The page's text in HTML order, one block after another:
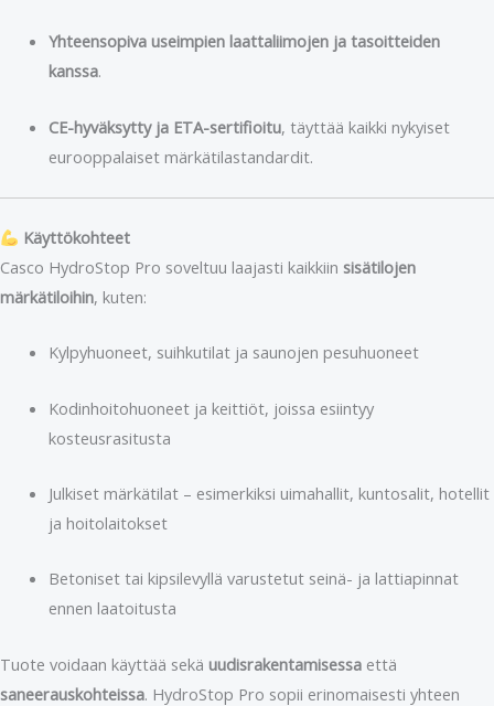
Yhteensopiva useimpien laattaliimojen ja tasoitteiden
kanssa.
CE-hyväksytty ja ETA-sertifioitu, täyttää kaikki nykyiset
eurooppalaiset märkätilastandardit.
Käyttökohteet
Casco HydroStop Pro soveltuu laajasti kaikkiin sisätilojen
märkätiloihin, kuten:
Kylpyhuoneet, suihkutilat ja saunojen pesuhuoneet
Kodinhoitohuoneet ja keittiöt, joissa esiintyy
kosteusrasitusta
Julkiset märkätilat – esimerkiksi uimahallit, kuntosalit, hotellit
ja hoitolaitokset
Betoniset tai kipsilevyllä varustetut seinä- ja lattiapinnat
ennen laatoitusta
Tuote voidaan käyttää sekä uudisrakentamisessa että
saneerauskohteissa. HydroStop Pro sopii erinomaisesti yhteen